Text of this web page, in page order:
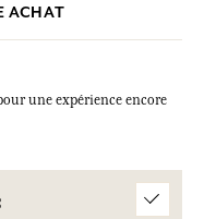
ACHAT
une expérience encore